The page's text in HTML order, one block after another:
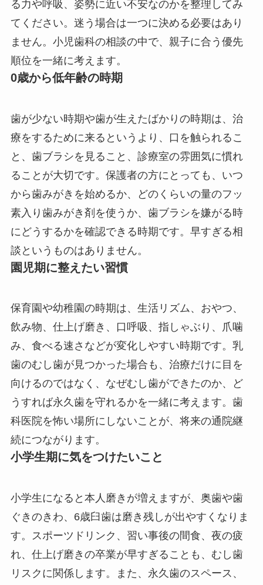
る力や呼吸、姿勢に近い不安なのかを整理してみ
てください。迷う場合は一つに決める必要はあり
ません。小児歯科の相談の中で、親子に合う優先
順位を一緒に考えます。
0歳から低年齢の時期
歯が少ない時期や歯が生えたばかりの時期は、治
療をするために来るというより、口を触られるこ
と、歯ブラシを見ること、診療室の雰囲気に慣れ
ることが大切です。保護者の方にとっても、いつ
から歯みがきを始めるか、どのくらいの量のフッ
素入り歯みがき剤を使うか、歯ブラシを嫌がる時
にどうするかを確認できる時期です。早すぎる相
談というものはありません。
園児期に整えたい習慣
保育園や幼稚園の時期は、生活リズム、おやつ、
飲み物、仕上げ磨き、口呼吸、指しゃぶり、爪噛
み、食べる速さなどが変化しやすい時期です。乳
歯のむし歯が見つかった場合も、治療だけに目を
向けるのではなく、なぜむし歯ができたのか、ど
うすれば永久歯を守れるかを一緒に考えます。歯
科医院を怖い場所にしないことが、将来の通院継
続につながります。
小学生期に気をつけたいこと
小学生になると本人磨きが増えますが、奥歯や歯
ぐきのきわ、6歳臼歯は磨き残しが出やすくなりま
す。スポーツドリンク、習い事後の間食、夜の疲
れ、仕上げ磨きの卒業が早すぎることも、むし歯
リスクに関係します。また、永久歯のスペース、